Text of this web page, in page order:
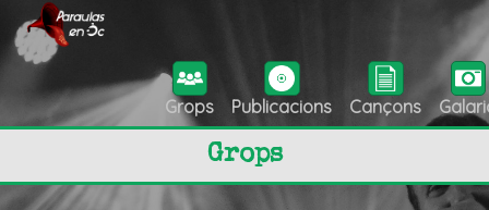
Grops Publicacions Cançons
Grops